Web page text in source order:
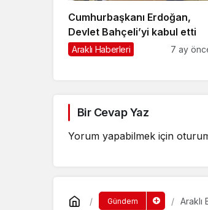
Cumhurbaşkanı Erdoğan,
Devlet Bahçeli’yi kabul etti
Araklı Haberleri 7 ay
Bir Cevap Yaz
Yorum yapabilmek için
Gündem Araklı